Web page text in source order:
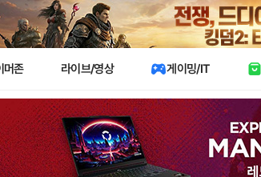
머존 라이브/영상 게이밍/IT